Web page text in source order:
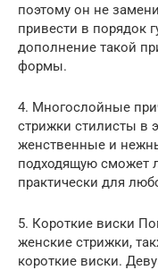
поэтому он не
привести в порядок
дополнение такой
формы.
4. Многослойные
стрижки стилисты в
женственные и
подходящую сможет
практически для
5. Короткие виски
женские стрижки,
короткие виски.